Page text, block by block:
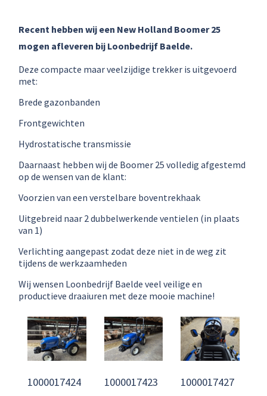
Recent hebben wij een New Holland Boomer 25
mogen afleveren bij Loonbedrijf Baelde.
Deze compacte maar veelzijdige trekker is uitgevoerd
met:
Brede gazonbanden
Frontgewichten
Hydrostatische transmissie
Daarnaast hebben wij de Boomer 25 volledig afgestemd
op de wensen van de klant:
Voorzien van een verstelbare boventrekhaak
Uitgebreid naar 2 dubbelwerkende ventielen (in plaats
van 1)
Verlichting aangepast zodat deze niet in de weg zit
tijdens de werkzaamheden
Wij wensen Loonbedrijf Baelde veel veilige en
productieve draaiuren met deze mooie machine!
1000017424 1000017423 1000017427